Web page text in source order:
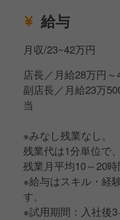
給与
月収/23~42万円
店長／月給28万円
副店長／月給23万
当
※みなし残業なし。
残業代は1分単位で
残業月平均10～20時
※給与はスキル・経
す。
※試用期間：入社後3